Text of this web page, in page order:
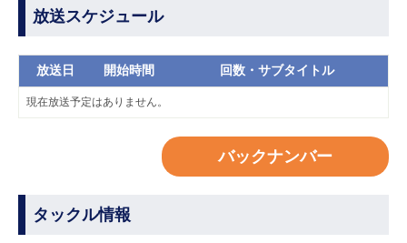
放送スケジュール
放送日 開始時間 回数・サブタイトル
現在放送予定はありません。
バックナンバー
タックル情報